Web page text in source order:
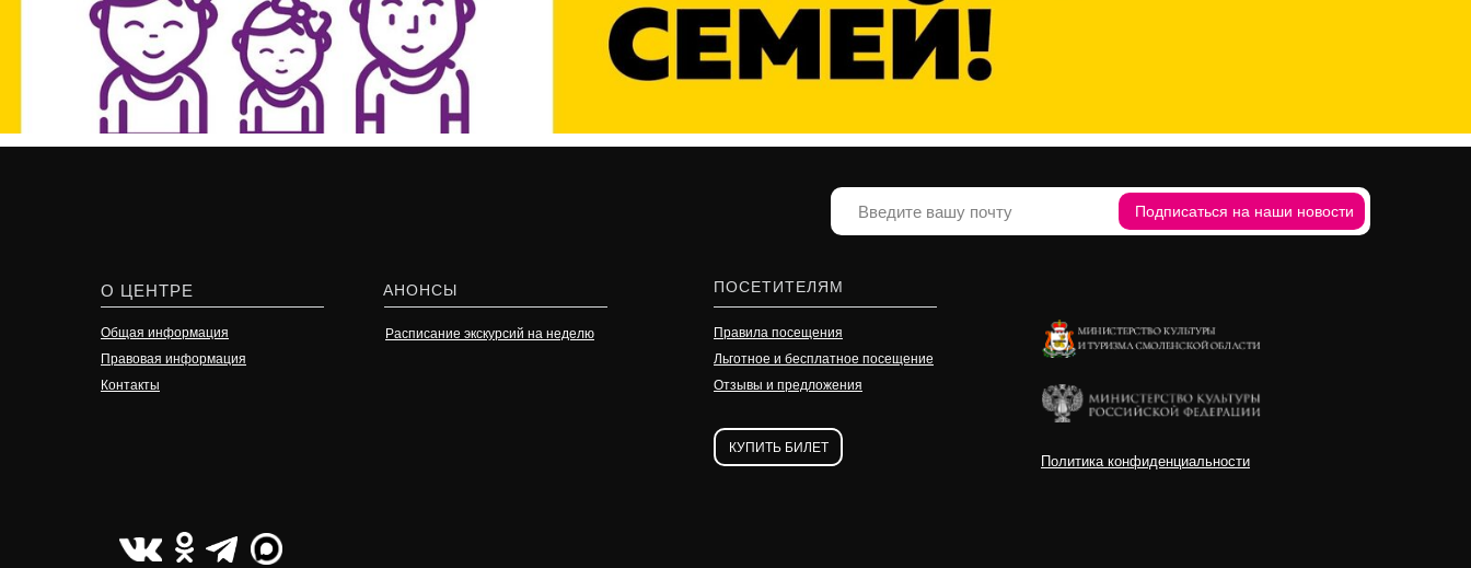
О ЦЕНТРЕ
Общая информация
Правовая информация
Контакты
АНОНСЫ
Расписание экскурсий на неделю
ПОСЕТИТЕЛЯМ
Правила посещения
Льготное и бесплатное посещение
Отзывы и предложения
КУПИТЬ БИЛЕТ
Политика конфиденциальности
Подписаться на наши новости